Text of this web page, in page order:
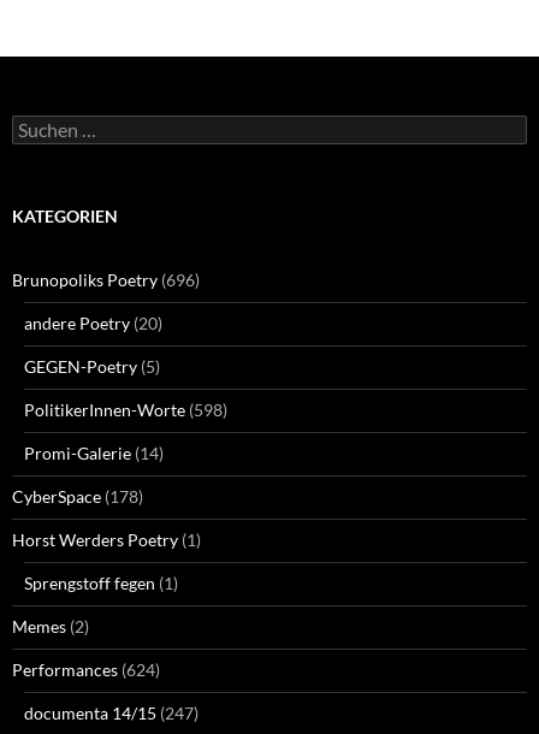
Suchen
nach:
KATEGORIEN
Brunopoliks Poetry (696)
andere Poetry (20)
GEGEN-Poetry (5)
PolitikerInnen-Worte (598)
Promi-Galerie (14)
CyberSpace (178)
Horst Werders Poetry (1)
Sprengstoff fegen (1)
Memes (2)
Performances (624)
documenta 14/15 (247)